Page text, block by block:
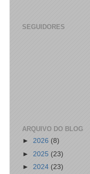
SEGUIDORES
ARQUIVO DO BLOG
► 2026 (8)
► 2025 (23)
► 2024 (23)